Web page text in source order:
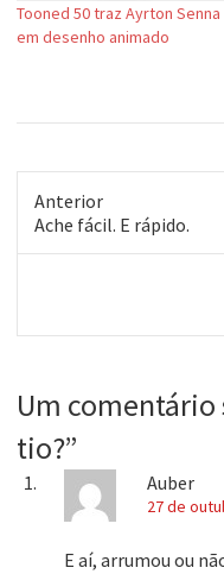
Tooned 50 traz Ayrton Senna
em desenho animado
Anterior
Post
Ache fácil. E rápido.
Um comentário
tio?”
Auber
27 de
E aí, arrumou ou